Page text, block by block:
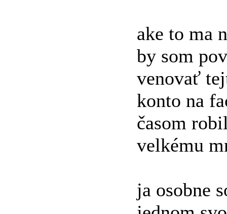
ake to ma
by som
venovať
konto na
časom
velkému
ja osobne